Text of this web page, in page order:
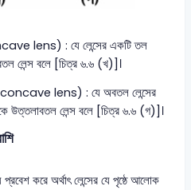
lens) : যে লেন্সের একটি তল
লেন্স বলে [চিত্র ৬.৬ (খ)]।
lens) : যে অবতল লেন্সের
উত্তলাবতল লেন্স বলে [চিত্র ৬.৬ (গ)]।
করে অর্থাৎ লেন্সের যে পৃষ্ঠে আলোক